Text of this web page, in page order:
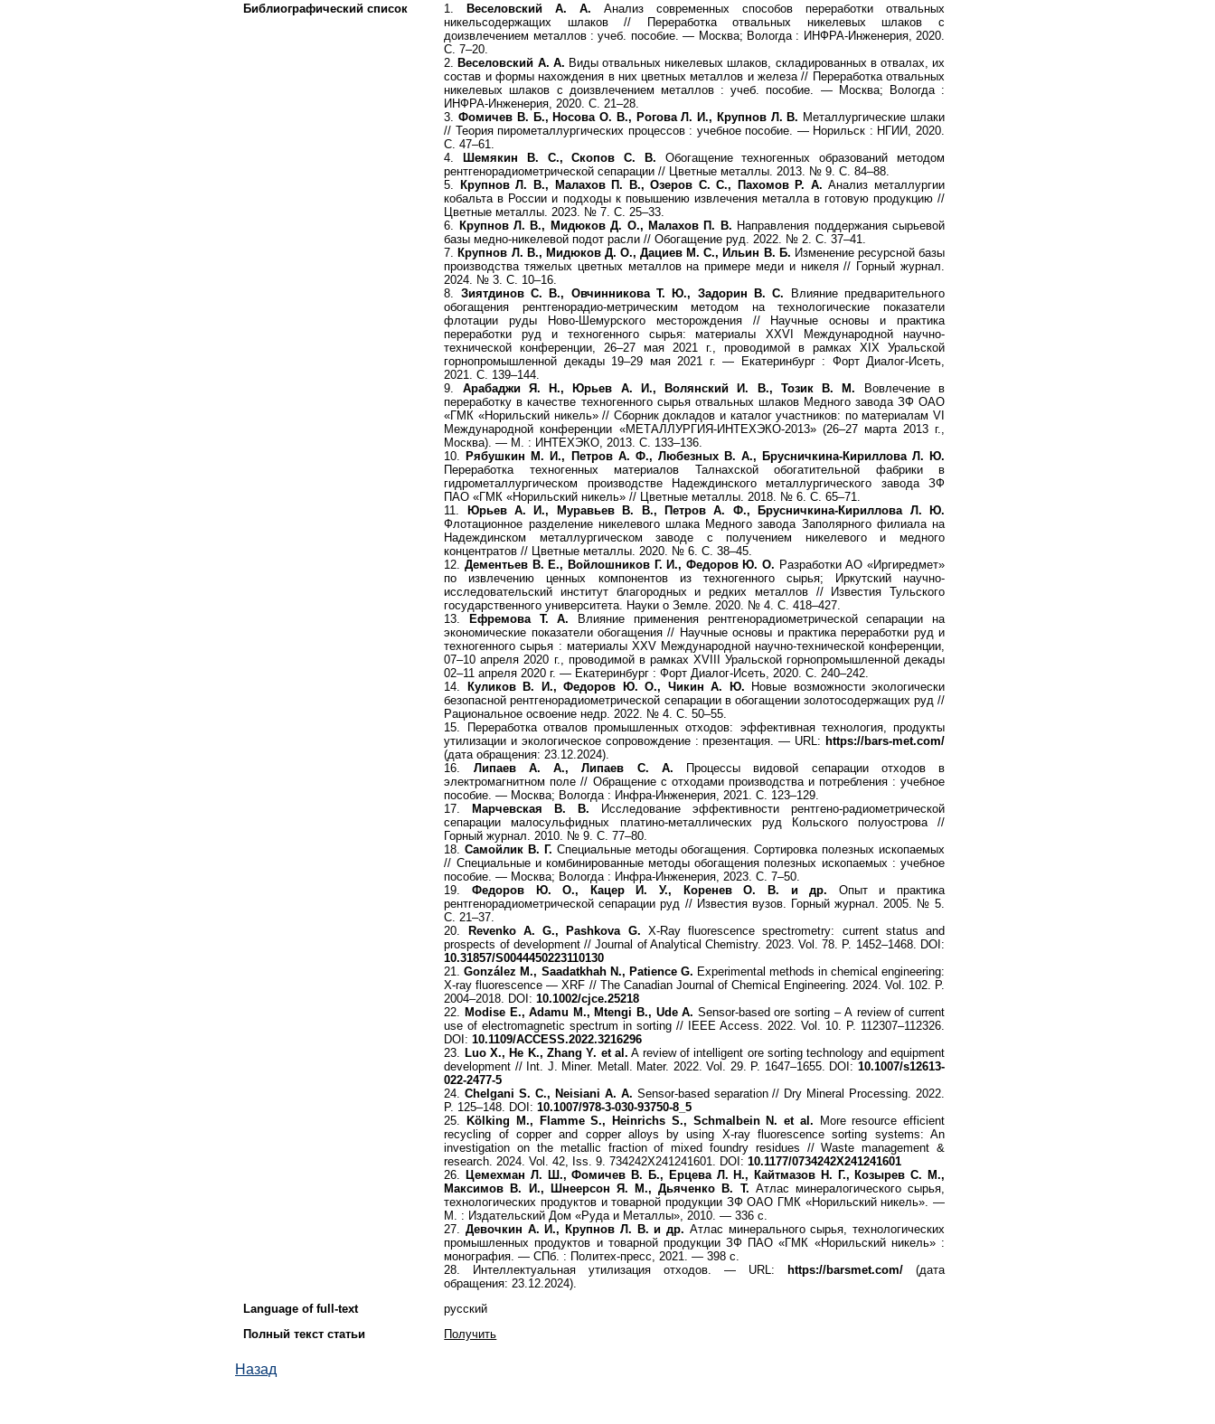
Библиографический список
1.Веселовский А. А. Анализ современных способов переработки отвальных
никельсодержащих шлаков // Переработка отвальных никелевых шлаков с
доизвлечением металлов : учеб. пособие. — Москва; Вологда : ИНФРА-Инженерия, 2020.
С. 7–20.
2. Веселовский А. А. Виды отвальных никелевых шлаков, складированных в отвалах, их
состав и формы нахождения в них цветных металлов и железа // Переработка отвальных
никелевых шлаков с доизвлечением металлов : учеб. пособие. — Москва; Вологда :
ИНФРА-Инженерия, 2020. С. 21–28.
3.Фомичев В. Б., Носова О. В., Рогова Л. И., Крупнов Л. В. Металлургические шлаки
// Теория пирометаллургических процессов : учебное пособие. — Норильск : НГИИ, 2020.
С. 47–61.
4.Шемякин В. С., Скопов С. В. Обогащение техногенных образований методом
рентгенорадиометрической сепарации // Цветные металлы. 2013. № 9. С. 84–88.
5. Крупнов Л. В., Малахов П. В., Озеров С. С., Пахомов Р. А. Анализ металлургии
кобальта в России и подходы к повышению извлечения металла в готовую продукцию //
Цветные металлы. 2023. № 7. С. 25–33.
6. Крупнов Л. В., Мидюков Д. О., Малахов П. В. Направления поддержания сырьевой
базы медно-никелевой подот расли // Обогащение руд. 2022. № 2. С. 37–41.
7.Крупнов Л. В., Мидюков Д. О., Дациев М. С., Ильин В. Б. Изменение ресурсной базы
производства тяжелых цветных металлов на примере меди и никеля // Горный журнал.
2024. № 3. С. 10–16.
8.
Зиятдинов С. В., Овчинникова Т. Ю., Задорин В. С. Влияние предварительного
обогащения рентгенорадио-метрическим методом на технологические показатели
флотации руды Ново-Шемурского месторождения // Научные основы и практика
переработки руд и техногенного сырья: материалы XXVI Международной научно-
технической конференции, 26–27 мая 2021 г., проводимой в рамках XIX Уральской
горнопромышленной декады 19–29 мая 2021 г. — Екатеринбург : Форт Диалог-Исеть,
2021. С. 139–144.
9. Арабаджи Я. Н., Юрьев А. И., Волянский И. В., Тозик В. М. Вовлечение в
переработку в качестве техногенного сырья отвальных шлаков Медного завода ЗФ ОАО
«ГМК «Норильский никель» // Сборник докладов и каталог участников: по материалам VI
Международной конференции «МЕТАЛЛУРГИЯ-ИНТЕХЭКО-2013» (26–27 марта 2013 г.,
Москва). — М. : ИНТЕХЭКО, 2013. С. 133–136.
10.Рябушкин М. И., Петров А. Ф., Любезных В. А., Брусничкина-Кириллова Л. Ю.
Переработка техногенных материалов Талнахской обогатительной фабрики в
гидрометаллургическом производстве Надеждинского металлургического завода ЗФ
ПАО «ГМК «Норильский никель» // Цветные металлы. 2018. № 6. С. 65–71.
11. Юрьев А. И., Муравьев В. В., Петров А. Ф., Брусничкина-Кириллова Л. Ю.
Флотационное разделение никелевого шлака Медного завода Заполярного филиала на
Надеждинском металлургическом заводе с получением никелевого и медного
концентратов // Цветные металлы. 2020. № 6. С. 38–45.
12. Дементьев В. Е., Войлошников Г. И., Федоров Ю. О. Разработки АО «Иргиредмет»
по извлечению ценных компонентов из техногенного сырья; Иркутский научно-
исследовательский институт благородных и редких металлов // Известия Тульского
государственного университета. Науки о Земле. 2020. № 4. С. 418–427.
13.Ефремова Т. А. Влияние применения рентгенорадиометрической сепарации на
экономические показатели обогащения // Научные основы и практика переработки руд и
техногенного сырья : материалы XXV Международной научно-технической конференции,
07–10 апреля 2020 г., проводимой в рамках XVIII Уральской горнопромышленной декады
02–11 апреля 2020 г. — Екатеринбург : Форт Диалог-Исеть, 2020. С. 240–242.
14. Куликов В. И., Федоров Ю. О., Чикин А. Ю. Новые возможности экологически
безопасной рентгенорадиометрической сепарации в обогащении золотосодержащих руд //
Рациональное освоение недр. 2022. № 4. С. 50–55.
15. Переработка отвалов промышленных отходов: эффективная технология, продукты
утилизации и экологическое сопровождение : презентация. — URL: https://bars-met.com/
(дата обращения: 23.12.2024).
16. Липаев А. А., Липаев С. А. Процессы видовой сепарации отходов в
электромагнитном поле // Обращение с отходами производства и потребления : учебное
пособие. — Москва; Вологда : Инфра-Инженерия, 2021. С. 123–129.
17.Марчевская В. В. Исследование эффективности рентгено-радиометрической
сепарации малосульфидных платино-металлических руд Кольского полуострова //
Горный журнал. 2010. № 9. С. 77–80.
18.Самойлик В. Г. Специальные методы обогащения. Сортировка полезных ископаемых
// Специальные и комбинированные методы обогащения полезных ископаемых : учебное
пособие. — Москва; Вологда : Инфра-Инженерия, 2023. С. 7–50.
19.
Федоров Ю. О., Кацер И. У., Коренев О. В. и др. Опыт и практика
рентгенорадиометрической сепарации руд // Известия вузов. Горный журнал. 2005. № 5.
С. 21–37.
20.
Revenko A. G., Pashkova G. X-Ray fluorescence spectrometry: current status and
prospects of development // Journal of Analytical Chemistry. 2023. Vol. 78. P. 1452–1468. DOI:
10.31857/S0044450223110130
21.
González M., Saadatkhah N., Patience G. Experimental methods in chemical engineering:
X-ray fluorescence — XRF // The Canadian Journal of Chemical Engineering. 2024. Vol. 102. P.
2004–2018. DOI:10.1002/cjce.25218
22. Modise E., Adamu M., Mtengi B., Ude A. Sensor-based ore sorting – А review of current
use of electromagnetic spectrum in sorting // IEEE Access. 2022. Vol. 10. P. 112307–112326.
DOI:10.1109/ACCESS.2022.3216296
23. Luo X., He K., Zhang Y. et al. A review of intelligent ore sorting technology and equipment
development // Int. J. Miner. Metall. Mater. 2022. Vol. 29. P. 1647–1655. DOI: 10.1007/s12613-
022-2477-5
24.Chelgani S. C., Neisiani A. A. Sensor-based separation // Dry Mineral Processing. 2022.
P. 125–148. DOI:10.1007/978-3-030-93750-8_5
25.
Kölking M., Flamme S., Heinrichs S., Schmalbein N. et al. More resource efficient
recycling of copper and copper alloys by using X-ray fluorescence sorting systems: An
investigation on the metallic fraction of mixed foundry residues // Waste management &
research. 2024. Vol. 42, Iss. 9. 734242X241241601. DOI:10.1177/0734242X241241601
26.Цемехман Л. Ш., Фомичев В. Б., Ерцева Л. Н., Кайтмазов Н. Г., Козырев С. М.,
Максимов В. И., Шнеерсон Я. М., Дьяченко В. Т. Атлас минералогического сырья,
технологических продуктов и товарной продукции ЗФ ОАО ГМК «Норильский никель». —
М. : Издательский Дом «Руда и Металлы», 2010. — 336 с.
27.Девочкин А. И., Крупнов Л. В. и др. Атлас минерального сырья, технологических
промышленных продуктов и товарной продукции ЗФ ПАО «ГМК «Норильский никель» :
монография. — СПб. : Политех-пресс, 2021. — 398 с.
28. Интеллектуальная утилизация отходов. — URL:https://barsmet.com/ (дата
обращения: 23.12.2024).
Language of full-text
русский
Полный текст статьи
Получить
Назад